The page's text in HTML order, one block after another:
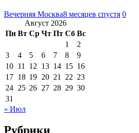
Вечерняя Москва8 месяцев спустя 0
Август 2026
Пн Вт Ср Чт Пт Сб Вс
1
2
3
4 5 6 7 8
9
10 11 12 13 14 15 16
17 18 19 20 21 22 23
24 25 26 27 28 29 30
31
« Июл
Рубрики